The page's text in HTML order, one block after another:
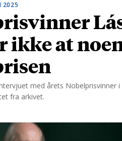
2025
ikke at
med årets Nobelprisvinner
fra arkivet.